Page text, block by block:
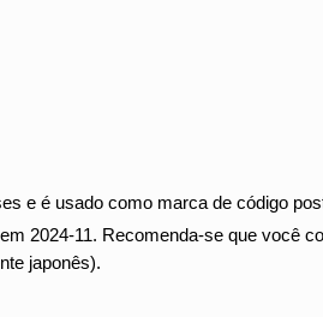
e é usado como marca de código
2024-11. Recomenda-se que você
japonês).